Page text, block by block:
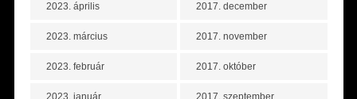
2023. április
2023. március
2023. február
2017. december
2017. november
2017. október